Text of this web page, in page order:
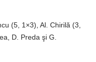
(5, 1×3), Al. Chirilă (3,
D. Preda şi G.